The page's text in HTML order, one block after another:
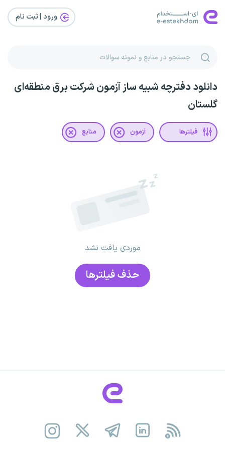
ورود | ثبت‌ نام
دانلود دفترچه شبیه ساز آزمون شرکت برق منطقه‌ای
گلستان
فیلترها آزمون منابع
موردی یافت نشد
حذف فیلتر‌ها